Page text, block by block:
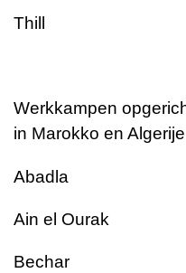
Thill
Werkkampen
in Marokko en
Abadla
Ain el Ourak
Bechar